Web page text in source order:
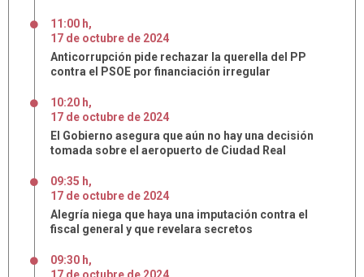
11:00 h,
17 de octubre de 2024
Anticorrupción pide rechazar la querella del PP
contra el PSOE por financiación irregular
10:20 h,
17 de octubre de 2024
El Gobierno asegura que aún no hay una decisión
tomada sobre el aeropuerto de Ciudad Real
09:35 h,
17 de octubre de 2024
Alegría niega que haya una imputación contra el
fiscal general y que revelara secretos
09:30 h,